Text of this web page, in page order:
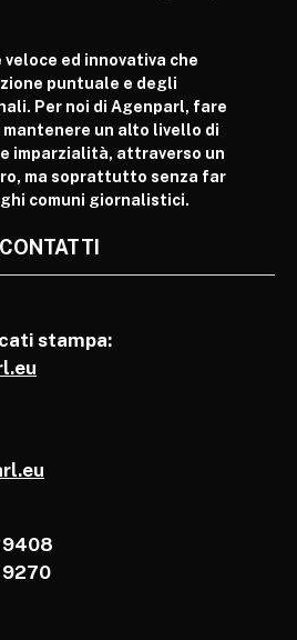
ed innovativa che
puntuale e degli
Per noi di Agenparl, fare
un alto livello di
imparzialità, attraverso un
ma soprattutto senza far
comuni giornalistici.
CONTATTI
stampa:
9408
9270